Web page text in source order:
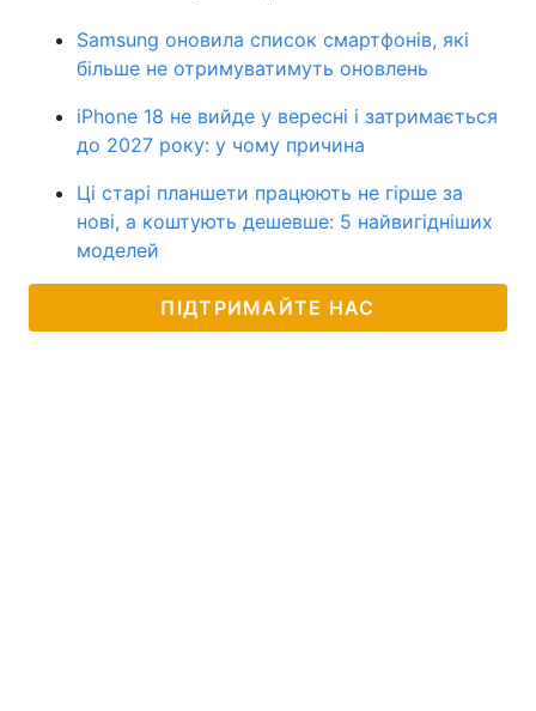
Samsung оновила список смартфонів, які
більше не отримуватимуть оновлень
iPhone 18 не вийде у вересні і затримається
до 2027 року: у чому причина
Ці старі планшети працюють не гірше за
нові, а коштують дешевше: 5 найвигідніших
моделей
ПІДТРИМАЙТЕ НАС